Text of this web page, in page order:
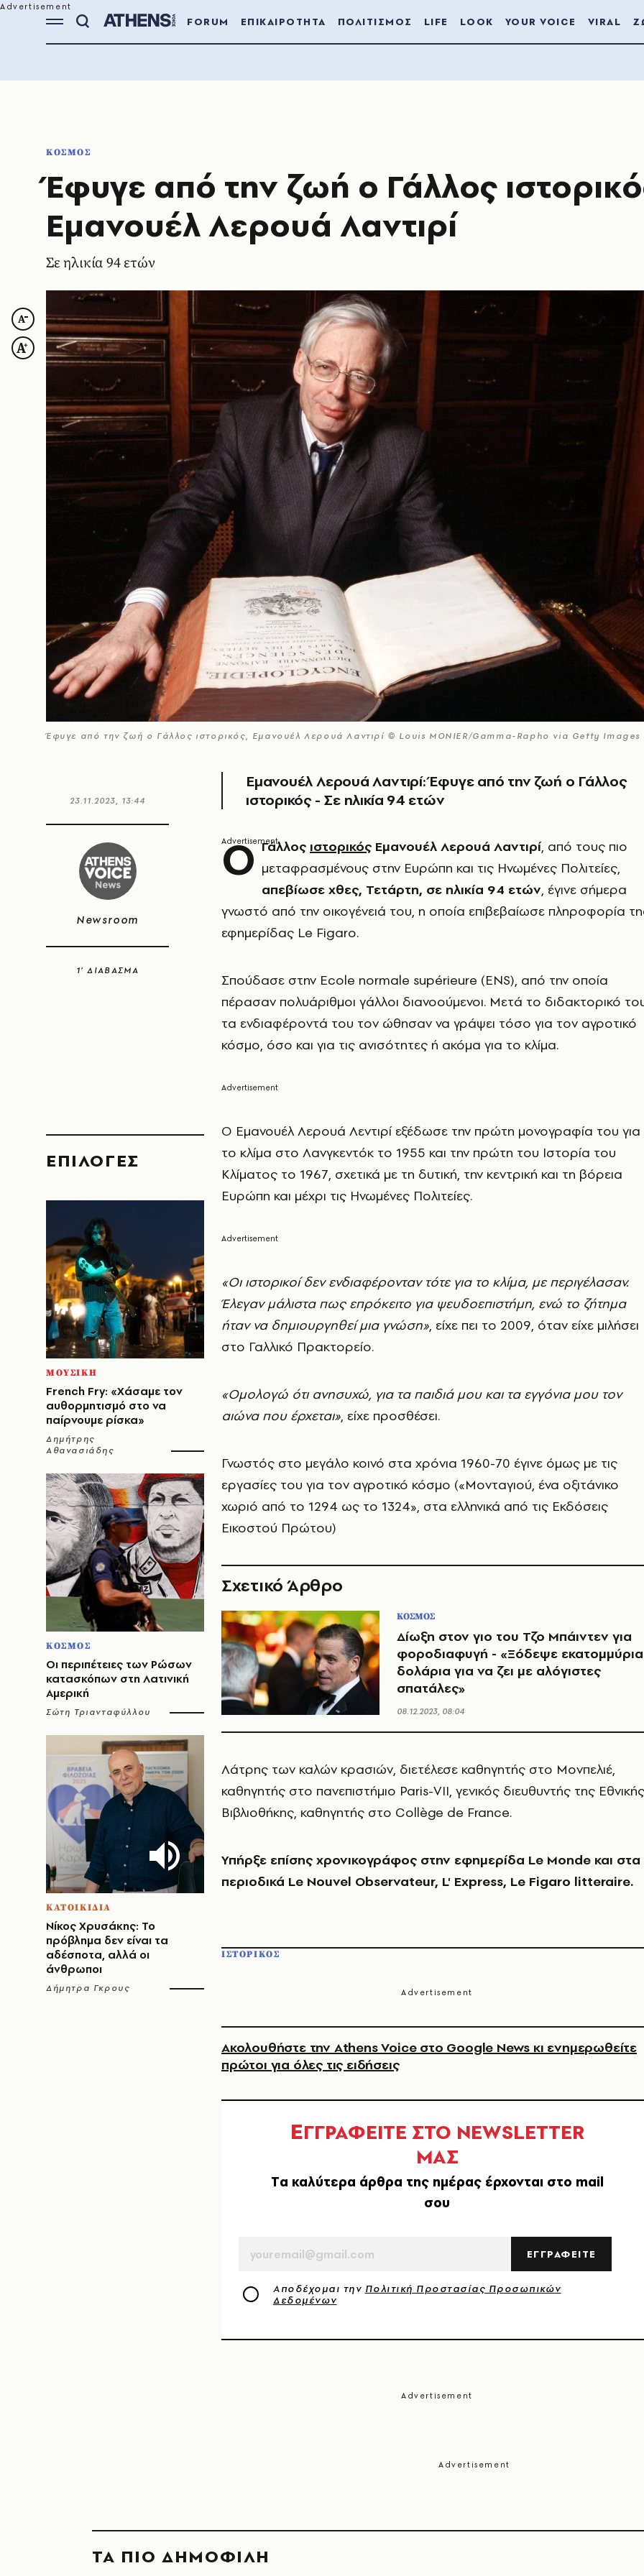
FORUM ΕΠΙΚΑΙΡΟΤΗΤΑ ΠΟΛΙΤΙΣΜΟΣ LIFE LOOK YOUR VOICE VIRAL
ΚΟΣΜΟΣ
Έφυγε από την ζωή ο Γάλλος
Εμανουέλ Λερουά Λαντιρί
Σε ηλικία 94 ετών
Έφυγε από την ζωή ο Γάλλος ιστορικός, Εμανουέλ Λερουά Λαντιρί © Louis MONIER/Gamma-Rapho via Getty Images
23.11.2023, 13:44
Newsroom
1’ ΔΙΑΒΑΣΜΑ
EΠΙΛΟΓΈΣ
ΜΟΥΣΙΚΗ
French Fry: «Χάσαμε τον
αυθορμητισμό στο να
παίρνουμε ρίσκα»
Δημήτρης
Αθανασιάδης
ΚΟΣΜΟΣ
Οι περιπέτειες των Ρώσων
κατασκόπων στη Λατινική
Αμερική
Σώτη Τριανταφύλλου
ΚΑΤΟΙΚΙΔΙΑ
Νίκος Χρυσάκης: Το
πρόβλημα δεν είναι τα
αδέσποτα, αλλά οι
άνθρωποι
Δήμητρα Γκρους
Εμανουέλ Λερουά Λαντιρί: Έφυγε από την ζωή ο Γάλλος
ιστορικός - Σε ηλικία 94 ετών
Ο Γάλλος ιστορικός Εμανουέλ Λερουά Λαντιρί, από τους πιο
μεταφρασμένους στην Ευρώπη και τις Ηνωμένες Πολιτείες,
απεβίωσε χθες, Τετάρτη, σε ηλικία 94 ετών, έγινε σήμερα
γνωστό από την οικογένειά του, η οποία επιβεβαίωσε πληροφορία
εφημερίδας Le Figaro.
Σπούδασε στην Ecole normale supérieure (ENS), από την οποία
πέρασαν πολυάριθμοι γάλλοι διανοούμενοι. Μετά το διδακτορικό
τα ενδιαφέροντά του τον ώθησαν να γράψει τόσο για τον αγροτικό
κόσμο, όσο και για τις ανισότητες ή ακόμα για το κλίμα.
Ο Εμανουέλ Λερουά Λεντιρί εξέδωσε την πρώτη μονογραφία του για
το κλίμα στο Λανγκεντόκ το 1955 και την πρώτη του Ιστορία του
Κλίματος το 1967, σχετικά με τη δυτική, την κεντρική και τη βόρεια
Ευρώπη και μέχρι τις Ηνωμένες Πολιτείες.
«Οι ιστορικοί δεν ενδιαφέρονταν τότε για το κλίμα, με περιγέλασαν.
Έλεγαν μάλιστα πως επρόκειτο για ψευδοεπιστήμη, ενώ το ζήτημα
ήταν να δημιουργηθεί μια γνώση», είχε πει το 2009, όταν είχε μιλήσει
στο Γαλλικό Πρακτορείο.
«Ομολογώ ότι ανησυχώ, για τα παιδιά μου και τα εγγόνια μου τον
αιώνα που έρχεται», είχε προσθέσει.
Γνωστός στο μεγάλο κοινό στα χρόνια 1960-70 έγινε όμως με τις
εργασίες του για τον αγροτικό κόσμο («Μονταγιού, ένα οξιτάνικο
χωριό από το 1294 ως το 1324», στα ελληνικά από τις Εκδόσεις
Εικοστού Πρώτου)
Σχετικό Άρθρο
ΚΟΣΜΟΣ
Δίωξη στον γιο του Τζο Μπάιντεν για
φοροδιαφυγή - «Ξόδεψε εκατομμύρια
δολάρια για να ζει με αλόγιστες
σπατάλες»
08.12.2023, 08:04
Λάτρης των καλών κρασιών, διετέλεσε καθηγητής στο Μονπελιέ,
καθηγητής στο πανεπιστήμιο Paris-VII, γενικός διευθυντής της Εθνικής
Βιβλιοθήκης, καθηγητής στο Collège de France.
Υπήρξε επίσης χρονικογράφος στην εφημερίδα Le Monde και στα
περιοδικά Le Nouvel Observateur, L' Express, Le Figaro litteraire.
ΙΣΤΟΡΙΚΟΣ
Ακολουθήστε την Athens Voice στο Google News κι ενημερωθείτε
πρώτοι για όλες τις ειδήσεις
ΕΓΓΡΑΦΕΙΤΕ ΣΤΟ NEWSLETTER
ΜΑΣ
Tα καλύτερα άρθρα της ημέρας έρχονται στο mail
σου
ΕΓΓΡΑΦΕΙΤΕ
Αποδέχομαι την Πολιτική Προστασίας Προσωπικών
Δεδομένων
ΤΑ ΠΙΟ ΔΗΜΟΦΙΛΗ